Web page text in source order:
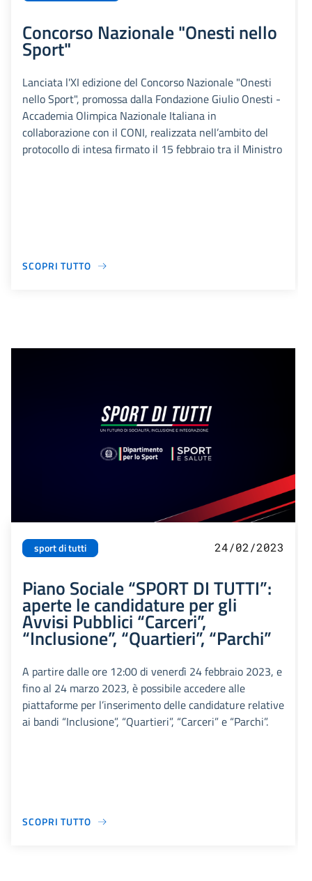
Concorso Nazionale "Onesti nello
Sport"
Lanciata l'XI edizione del Concorso Nazionale "Onesti
nello Sport", promossa dalla Fondazione Giulio Onesti -
Accademia Olimpica Nazionale Italiana in
collaborazione con il CONI, realizzata nell’ambito del
protocollo di intesa firmato il 15 febbraio tra il Ministro
SCOPRI TUTTO
sport di tutti 24/02/2023
Piano Sociale “SPORT DI TUTTI”:
aperte le candidature per gli
Avvisi Pubblici “Carceri”,
“Inclusione”, “Quartieri”, “Parchi”
A partire dalle ore 12:00 di venerdì 24 febbraio 2023, e
fino al 24 marzo 2023, è possibile accedere alle
piattaforme per l’inserimento delle candidature relative
ai bandi “Inclusione”, “Quartieri”, “Carceri” e “Parchi”.
SCOPRI TUTTO